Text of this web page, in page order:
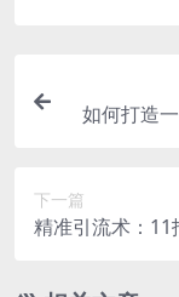
如何打造
下一篇
精准引流术：11